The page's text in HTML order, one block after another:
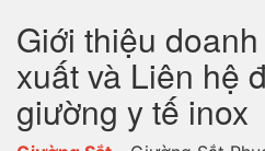
Giới thiệu
xuất và Liên hệ
giường y tế inox